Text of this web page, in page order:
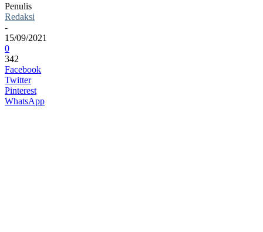
Penulis
Redaksi
-
15/09/2021
0
342
Facebook
Twitter
Pinterest
WhatsApp